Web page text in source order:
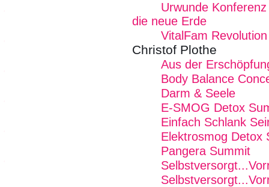
Urwunde
die neue Erde
VitalFam Revolution
Christof Plothe
Aus der
Body Balance
Darm & Seele
E-SMOG Detox
Einfach Schlank
Elektrosmog Detox
Pangera Summit